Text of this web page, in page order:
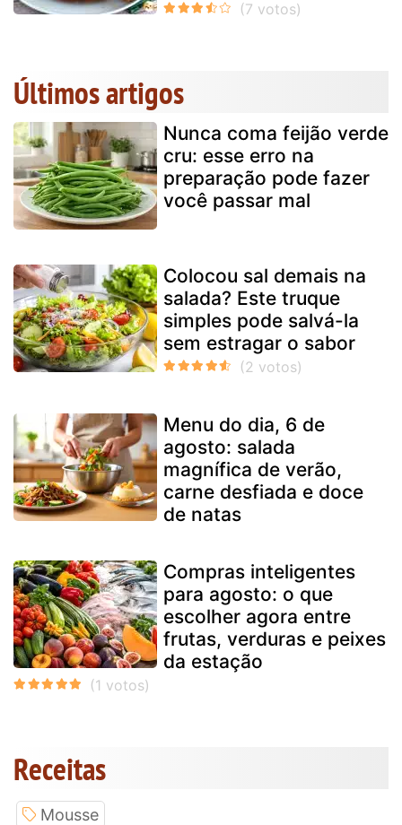
Últimos artigos
Nunca coma feijão verde
cru: esse erro na
preparação pode fazer
você passar mal
Colocou sal demais na
salada? Este truque
simples pode salvá-la
sem estragar o sabor
Menu do dia, 6 de
agosto: salada
magnífica de verão,
carne desfiada e doce
de natas
Compras inteligentes
para agosto: o que
escolher agora entre
frutas, verduras e peixes
da estação
Receitas
Mousse